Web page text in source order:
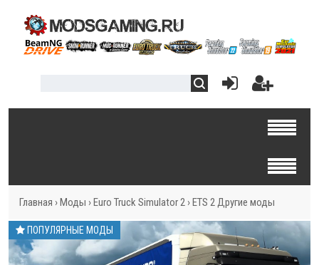
Главная › Моды › Euro Truck Simulator 2 › ETS 2 Другие моды
ПОПУЛЯРНЫЕ МОДЫ